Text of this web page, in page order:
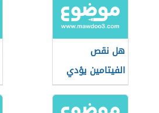
هل نقص
الفيتامين يؤدي
إلى تساقط الشعر